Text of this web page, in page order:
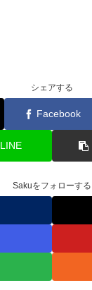
シェアする
Facebook
LINE
Sakuをフォローする